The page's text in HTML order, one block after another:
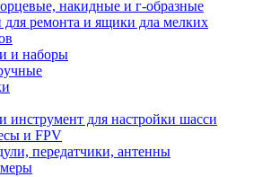
накидные и г-образные
для ремонта и ящики дла мелких
и наборы
инструмент для настройки шасси
и FPV
передатчики, антенны